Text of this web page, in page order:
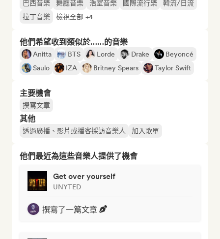
巴西音樂 舞廳音樂 浩室音樂 國際流行樂
韓流/日流
拉丁音樂
檢視全部 +4
他們希望收到類似於……的音樂
Anitta BTS Lorde Drake
Beyoncé
Saulo
IZA Britney Spears Taylor Swift
主要機會
撰寫文章
其他
透過廣播、影片或播客採訪音樂人 加入歌單
他們最近為這些音樂人提供了機會
Get over yourself
UNYTED
撰寫了一篇文章